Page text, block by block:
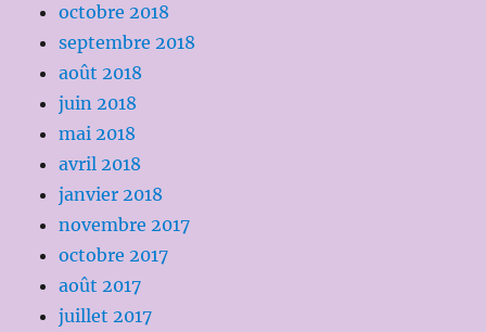
octobre 2018
septembre 2018
août 2018
juin 2018
mai 2018
avril 2018
janvier 2018
novembre 2017
octobre 2017
août 2017
juillet 2017